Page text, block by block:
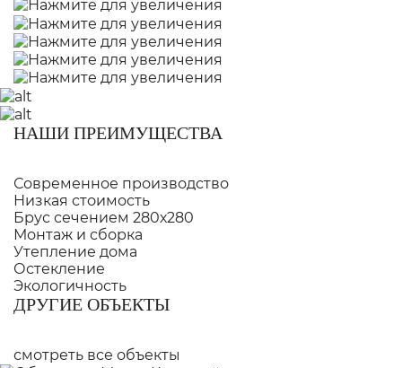
НАШИ ПРЕИМУЩЕСТВА
Современное производство
Низкая стоимость
Брус сечением 280х280
Монтаж и сборка
Утепление дома
Остекление
Экологичность
ДРУГИЕ ОБЪЕКТЫ
смотреть все объекты